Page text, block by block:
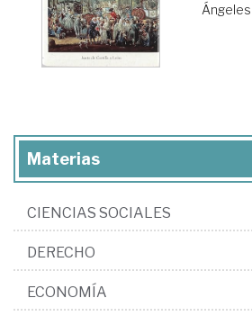
Ángeles
Materias
CIENCIAS SOCIALES
DERECHO
ECONOMÍA